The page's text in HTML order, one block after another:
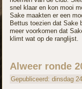
snel klaar en kon mooi
Sake maakten er een
Bettus toezien dat Sake
meer voorkomen dat
klimt wat op de ranglijst.
Alweer ronde
Gepubliceerd: dinsdag